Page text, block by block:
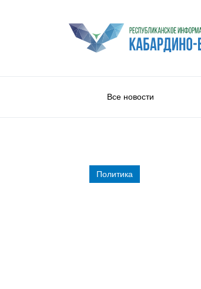
Все новости
Политика